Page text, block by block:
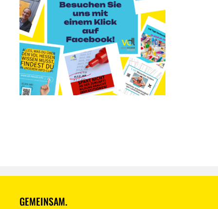
GEMEINSAM.